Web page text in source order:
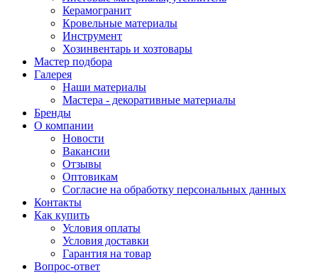
Керамогранит
Кровельные материалы
Инструмент
Хозинвентарь и хозтовары
Мастер подбора
Галерея
Наши материалы
Мастера - декоративные материалы
Бренды
О компании
Новости
Вакансии
Отзывы
Оптовикам
Cогласие на обработку персональных данных
Контакты
Как купить
Условия оплаты
Условия доставки
Гарантия на товар
Вопрос-ответ